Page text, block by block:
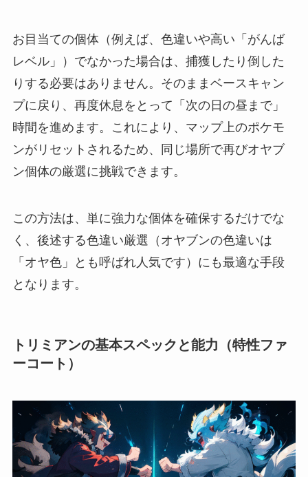
お目当ての個体（例えば、色違いや高い「がんば
レベル」）でなかった場合は、捕獲したり倒した
りする必要はありません。そのままベースキャン
プに戻り、再度休息をとって「次の日の昼まで」
時間を進めます。これにより、マップ上のポケモ
ンがリセットされるため、同じ場所で再びオヤブ
ン個体の厳選に挑戦できます。
この方法は、単に強力な個体を確保するだけでな
く、後述する色違い厳選（オヤブンの色違いは
「オヤ色」とも呼ばれ人気です）にも最適な手段
となります。
トリミアンの基本スペックと能力（特性ファ
ーコート）